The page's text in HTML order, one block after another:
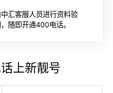
汇客服人员进行资料验
随即开通400电话。
上新靓号